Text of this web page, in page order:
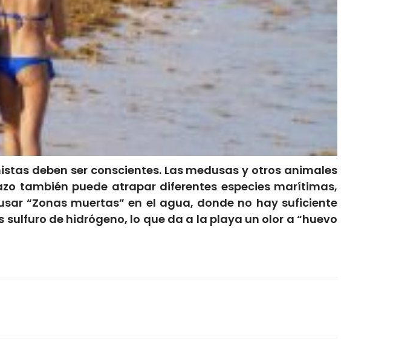
deben ser conscientes. Las medusas y otros animales
también puede atrapar diferentes especies marítimas,
“Zonas muertas” en el agua, donde no hay suficiente
de hidrógeno, lo que da a la playa un olor a “huevo